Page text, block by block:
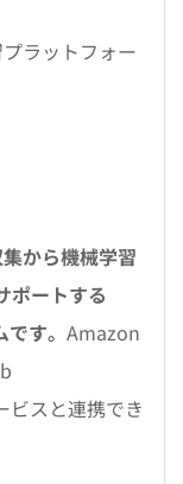
ラットフォー
から機械学習
ポートする
す。 Amazon
ビスと連携でき